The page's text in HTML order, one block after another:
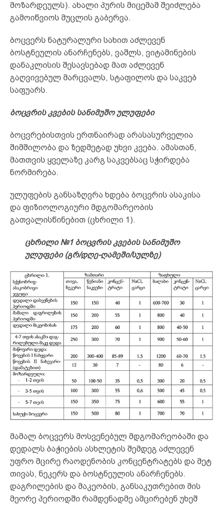
მოზარდეულს). ახალი პურის მიცემამ შეიძლება
გამოიწვიოს მუცლის გაბერვა.
ბოცვერს ნატურალური სახით აძლევენ
ბოსტნეულის ანარჩენებს, ვაშლს, ვიტამინების
დანაკლისის შესავსებად მათ აძლევენ
გაღვივებულ მარცვალს, სტაფილოს და საკვებ
საფუარს.
ბოცვრის კვების სანიმუშო ულუფები
ბოცვრებისთვის ერთნაირად არასასურველია
შიმშილობა და ზედმეტად უხვი კვება. ამასთან,
მათთვის ყველაზე კარგ საკვებსაც სჭირდება
ნორმირება.
ულუფების განსაზღვრა ხდება ბოცვრის ასაკისა
და ფიზიოლოგიური მდგომარეობის
გათვალისწინებით (ცხრილი 1).
ცხრილი №1 ბოცვრის კვების სანიმუშო
ულუფები (გრ/დღე-ღამეში/სულზე)
მამალ ბოცვერს მოსვენებულ მდგომარეობაში და
დედალს ბაჭიების ასხლეტის შემდეგ აძლევენ
უფრო მცირე რაოდენობის კონცენტრატებს და მეტ
თივას, ნეკერს და ბოსტნეულის ანარჩენებს.
დაგრილების და მაკეობის, განსაკუთრებით მის
მეორე პერიოდში რამდენადმე ამცირებენ უხეშ